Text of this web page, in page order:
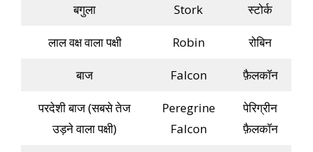
बगुला Stork स्टोर्क
लाल वक्ष वाला पक्षी Robin रोबिन
बाज Falcon फ़ैलकॉन
परदेशी बाज (सबसे तेज
उड़ने वाला पक्षी)
Peregrine
Falcon
पेरिग्रीन
फ़ैलकॉन